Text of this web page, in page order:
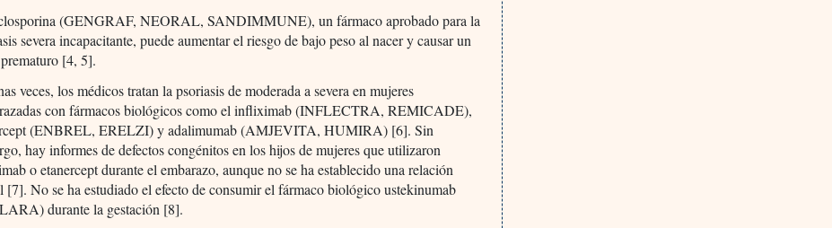
(GENGRAF, NEORAL, SANDIMMUNE), un fármaco aprobado para la
severa incapacitante, puede aumentar el riesgo de bajo peso al nacer y causar un
[4, 5].
veces, los médicos tratan la psoriasis de moderada a severa en mujeres
con fármacos biológicos como el infliximab (INFLECTRA, REMICADE),
(ENBREL, ERELZI) y adalimumab (AMJEVITA, HUMIRA) [6]. Sin
hay informes de defectos congénitos en los hijos de mujeres que utilizaron
o etanercept durante el embarazo, aunque no se ha establecido una relación
[7]. No se ha estudiado el efecto de consumir el fármaco biológico ustekinumab
durante la gestación [8].